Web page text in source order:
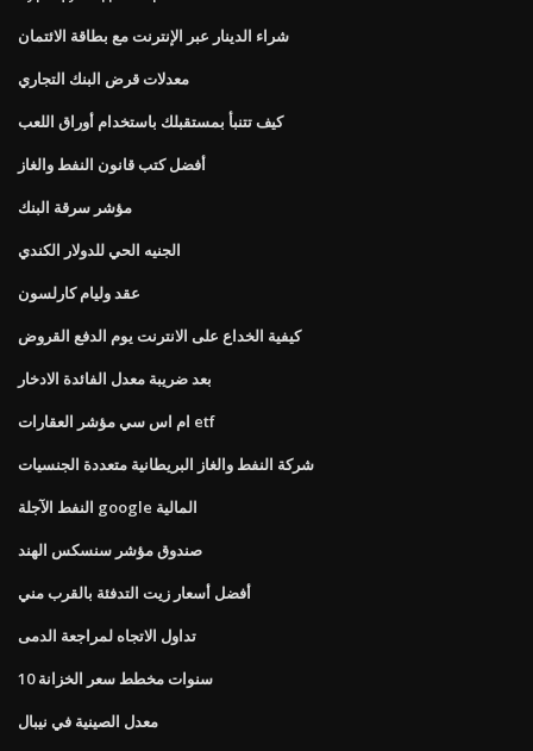
شراء الدينار عبر الإنترنت مع بطاقة الائتمان
معدلات قرض البنك التجاري
كيف تتنبأ بمستقبلك باستخدام أوراق اللعب
أفضل كتب قانون النفط والغاز
مؤشر سرقة البنك
الجنيه الحي للدولار الكندي
عقد وليام كارلسون
كيفية الخداع على الانترنت يوم الدفع القروض
بعد ضريبة معدل الفائدة الادخار
ام اس سي مؤشر العقارات etf
شركة النفط والغاز البريطانية متعددة الجنسيات
النفط الآجلة google المالية
صندوق مؤشر سنسكس الهند
أفضل أسعار زيت التدفئة بالقرب مني
تداول الاتجاه لمراجعة الدمى
10 سنوات مخطط سعر الخزانة
معدل الصينية في نيبال